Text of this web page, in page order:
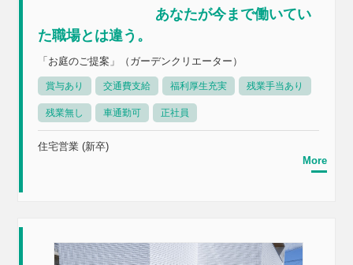
あなたが今まで働いてい
た職場とは違う。
「お庭のご提案」（ガーデンクリエーター）
賞与あり 交通費支給 福利厚生充実 残業手当あり
残業無し 車通勤可 正社員
住宅営業 (新卒)
More